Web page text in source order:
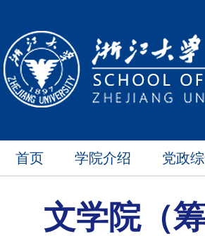
首页 学院介绍 党政
文学院（